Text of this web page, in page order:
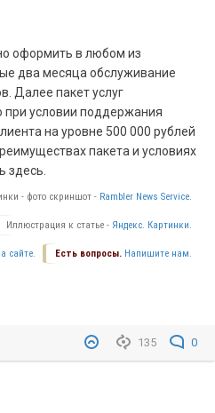
оформить в любом из
два месяца обслуживание
Далее пакет услуг
при условии поддержания
на уровне 500 000 рублей
пакета и условиях
здесь.
- фото скриншот - Rambler News Service.
Иллюстрация к статье - Яндекс. Картинки.
Есть вопросы. Напишите нам.
сайте.
135 0